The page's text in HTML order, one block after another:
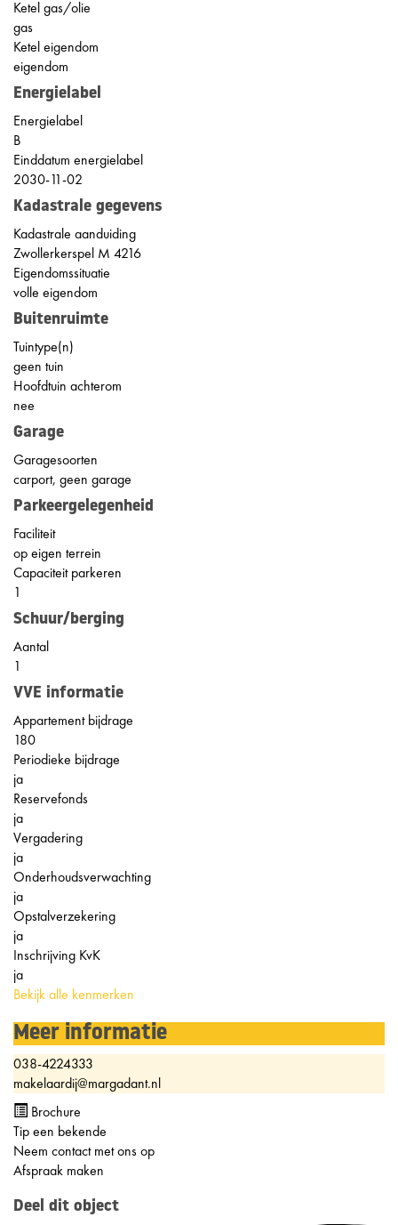
Ketel gas/olie
gas
Ketel eigendom
eigendom
Energielabel
Energielabel
B
Einddatum energielabel
2030-11-02
Kadastrale gegevens
Kadastrale aanduiding
Zwollerkerspel M 4216
Eigendomssituatie
volle eigendom
Buitenruimte
Tuintype(n)
geen tuin
Hoofdtuin achterom
nee
Garage
Garagesoorten
carport, geen garage
Parkeergelegenheid
Faciliteit
op eigen terrein
Capaciteit parkeren
1
Schuur/berging
Aantal
1
VVE informatie
Appartement bijdrage
180
Periodieke bijdrage
ja
Reservefonds
ja
Vergadering
ja
Onderhoudsverwachting
ja
Opstalverzekering
ja
Inschrijving KvK
ja
Bekijk alle kenmerken
Meer informatie
038-4224333
makelaardij@margadant.nl
Brochure
Tip een bekende
Neem contact met ons op
Afspraak maken
Deel dit object